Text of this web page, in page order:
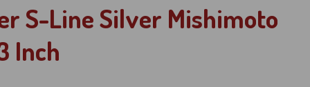
S-Line Silver Mishimoto
Inch